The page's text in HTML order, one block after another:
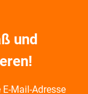
und
Mail-Adresse